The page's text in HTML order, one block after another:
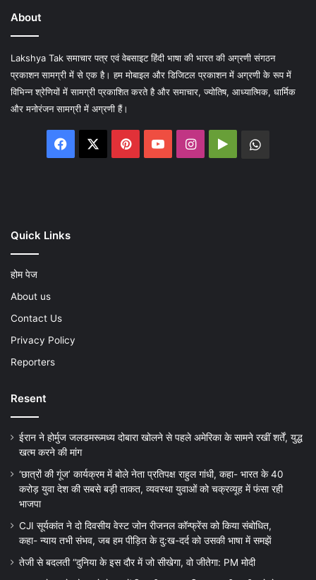
About
Lakshya Tak समाचार पत्र एवं वेबसाइट हिंदी भाषा की भारत की अग्रणी संगठन
प्रकाशन सामग्री में से एक है। हम मोबाइल और डिजिटल प्रकाशन में अग्रणी के रूप में
विभिन्न श्रेणियों में सामग्री प्रकाशित करते है और समाचार, ज्योतिष, आध्यात्मिक, धार्मिक
और मनोरंजन सामग्री में अग्रणी हैं।
Facebook PinterestYouTubeInstagram
Google
Quick Links
होम पेज
About us
Contact Us
Privacy Policy
Reporters
Resent
ईरान ने होर्मुज जलडमरूमध्य दोबारा खोलने से पहले अमेरिका के सामने रखीं शर्तें, युद्ध
खत्म करने की मांग
‘छात्रों की गूंज’ कार्यक्रम में बोले नेता प्रतिपक्ष राहुल गांधी, कहा- भारत के 40
करोड़ युवा देश की सबसे बड़ी ताकत, व्यवस्था युवाओं को चक्रव्यूह में फंसा रही
भाजपा
CJI सूर्यकांत ने दो दिवसीय वेस्ट जोन रीजनल कॉन्फ्रेंस को किया संबोधित,
कहा- न्याय तभी संभव, जब हम पीड़ित के दु:ख-दर्द को उसकी भाषा में समझें
तेजी से बदलती “दुनिया के इस दौर में जो सीखेगा, वो जीतेगा: PM मोदी